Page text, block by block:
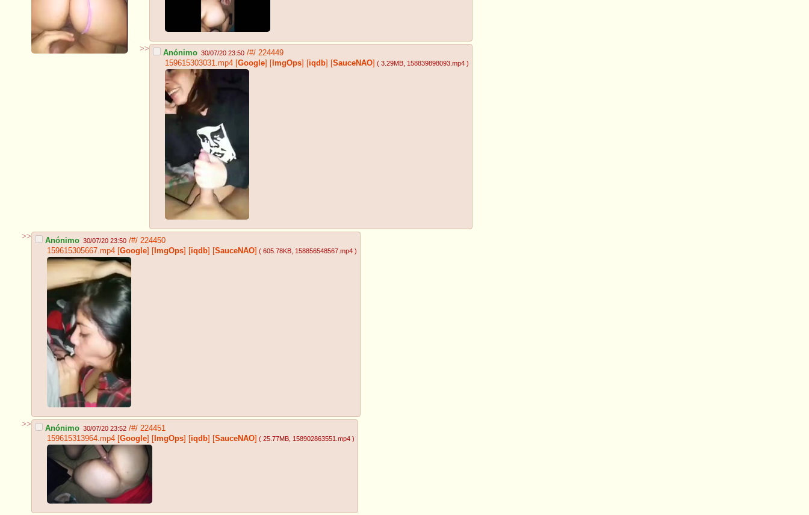
>> Anónimo 30/07/20 23:50 /#/ 224449
159615303031.mp4[Google] [ImgOps] [iqdb] [SauceNAO] ( 3.29MB, 158839898093.mp4)
>> Anónimo 30/07/20 23:50 /#/ 224450
159615305667.mp4 [Google] [ ImgOps] [iqdb] [SauceNAO] ( 605.78KB , 158856548567.mp4 )
>> Anónimo 30/07/20 23:52 /#/ 224451
159615313964.mp4 [Google] [ ImgOps] [iqdb] [SauceNAO] ( 25.77MB , 158902863551.mp4 )